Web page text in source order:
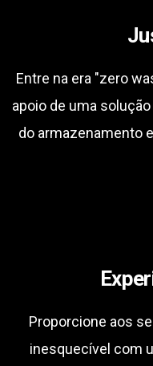
Entre na era "zero
apoio de uma
do armazenamento
Proporcione aos
inesquecível com